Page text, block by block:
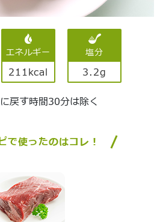
エネルギー
211kcal
塩分
3.2g
す時間30分は除く
で使ったのはコレ！